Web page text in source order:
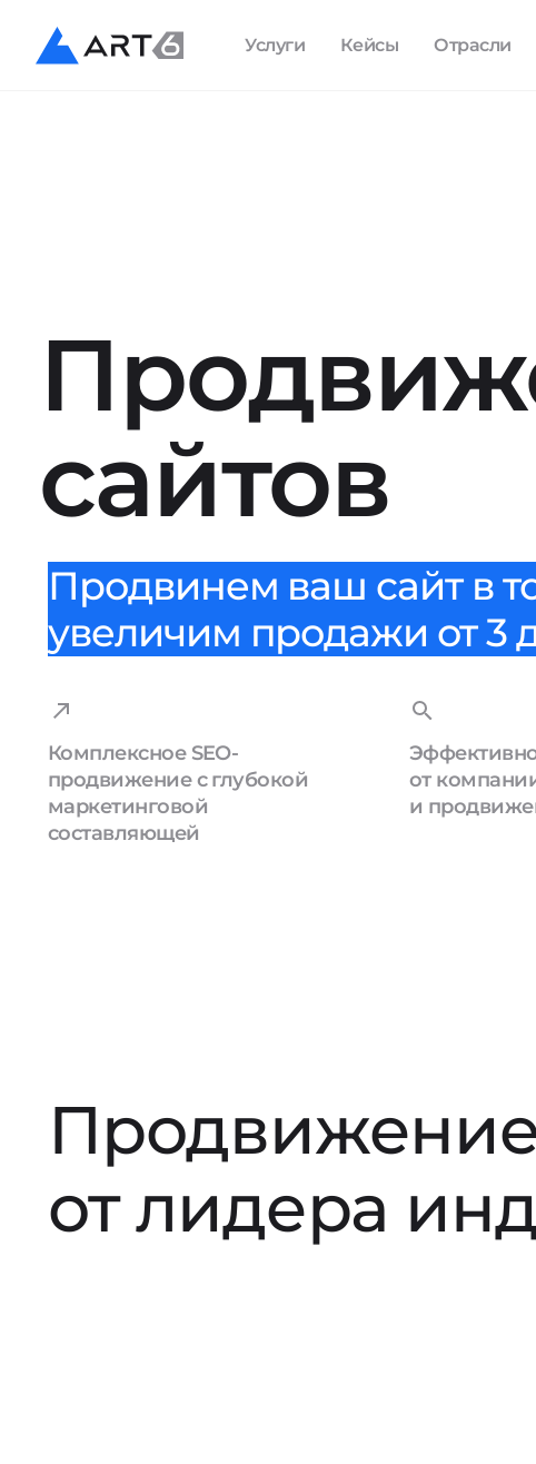
Услуги Кейсы Отрасли
сайтов
Продвинем ваш сайт в
увеличим продажи от 3
Комплексное SEO-
продвижение с глубокой
маркетинговой
составляющей
от
и
от лидера